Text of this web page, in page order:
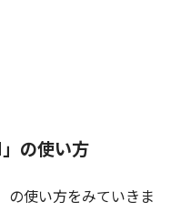
の使い方
の使い方をみていきま